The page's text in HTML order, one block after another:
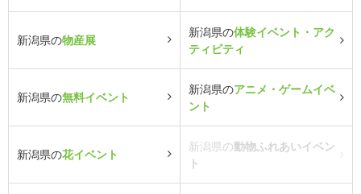
新潟県の物産展
新潟県の体験イベント・アク
ティビティ
新潟県の無料イベント
新潟県のアニメ・ゲームイベ
ント
新潟県の花イベント
新潟県の動物ふれあいイベン
ト